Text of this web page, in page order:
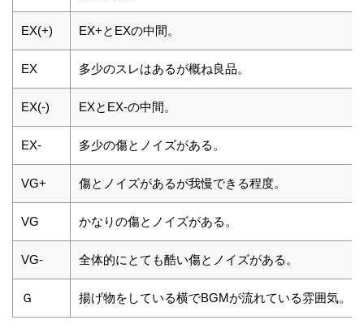
EX(+) EX+とEXの中間。
EX 多少のスレはあるが概ね良品。
EX(-) EXとEX-の中間。
EX- 多少の傷とノイズがある。
VG+ 傷とノイズがあるが我慢できる程度。
VG かなりの傷とノイズがある。
VG- 全体的にとても酷い傷とノイズがある。
Ｇ 揚げ物をしている横でBGMが流れている雰囲気。